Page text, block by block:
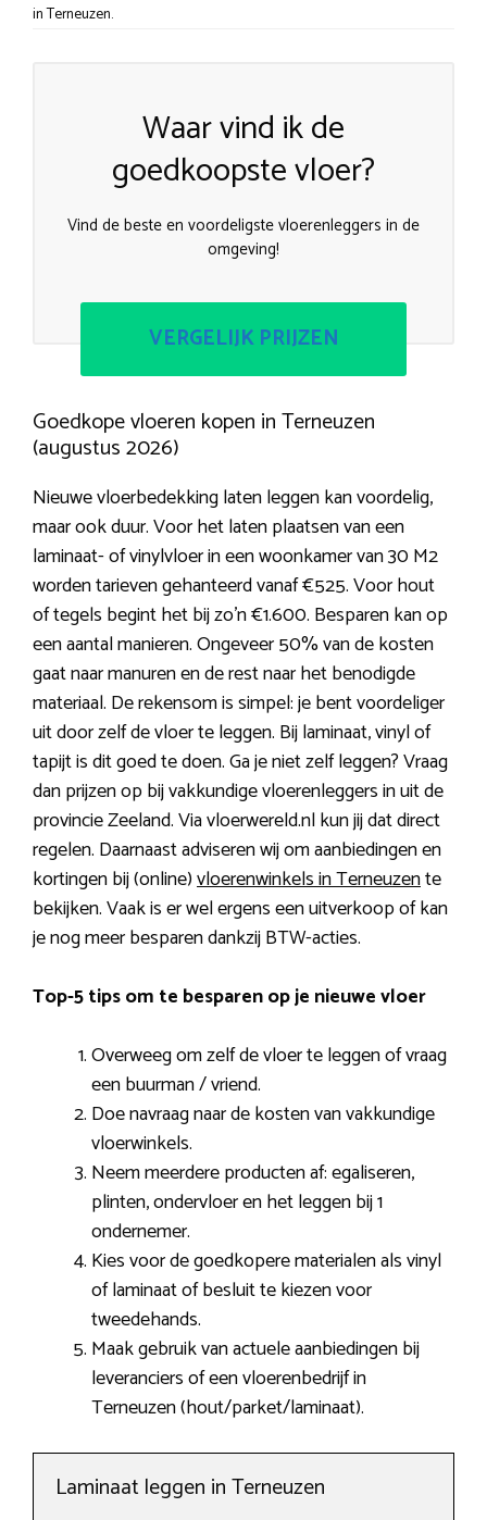
in Terneuzen.
Waar vind ik de
goedkoopste vloer?
Vind de beste en voordeligste vloerenleggers in de
omgeving!
VERGELIJK PRIJZEN
Goedkope vloeren kopen in Terneuzen
(augustus 2026)
Nieuwe vloerbedekking laten leggen kan voordelig,
maar ook duur. Voor het laten plaatsen van een
laminaat- of vinylvloer in een woonkamer van 30 M2
worden tarieven gehanteerd vanaf €525. Voor hout
of tegels begint het bij zo’n €1.600. Besparen kan op
een aantal manieren. Ongeveer 50% van de kosten
gaat naar manuren en de rest naar het benodigde
materiaal. De rekensom is simpel: je bent voordeliger
uit door zelf de vloer te leggen. Bij laminaat, vinyl of
tapijt is dit goed te doen. Ga je niet zelf leggen? Vraag
dan prijzen op bij vakkundige vloerenleggers in uit de
provincie Zeeland. Via vloerwereld.nl kun jij dat direct
regelen. Daarnaast adviseren wij om aanbiedingen en
kortingen bij (online)vloerenwinkels in Terneuzente
bekijken. Vaak is er wel ergens een uitverkoop of kan
je nog meer besparen dankzij BTW-acties.
Top-5 tips om te besparen op je nieuwe vloer
Overweeg om zelf de vloer te leggen of vraag
een buurman / vriend.
Doe navraag naar de kosten van vakkundige
vloerwinkels.
Neem meerdere producten af: egaliseren,
plinten, ondervloer en het leggen bij 1
ondernemer.
Kies voor de goedkopere materialen als vinyl
of laminaat of besluit te kiezen voor
tweedehands.
Maak gebruik van actuele aanbiedingen bij
leveranciers of een vloerenbedrijf in
Terneuzen (hout/parket/laminaat).
Laminaat leggen in Terneuzen